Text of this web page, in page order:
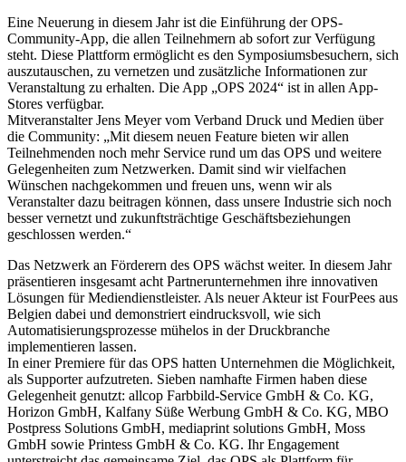
Eine Neuerung in diesem Jahr ist die Einführung der OPS-
Community-App, die allen Teilnehmern ab sofort zur Verfügung
steht. Diese Plattform ermöglicht es den Symposiumsbesuchern, sich
auszutauschen, zu vernetzen und zusätzliche Informationen zur
Veranstaltung zu erhalten. Die App „OPS 2024“ ist in allen App-
Stores verfügbar.
Mitveranstalter Jens Meyer vom Verband Druck und Medien über
die Community: „Mit diesem neuen Feature bieten wir allen
Teilnehmenden noch mehr Service rund um das OPS und weitere
Gelegenheiten zum Netzwerken. Damit sind wir vielfachen
Wünschen nachgekommen und freuen uns, wenn wir als
Veranstalter dazu beitragen können, dass unsere Industrie sich noch
besser vernetzt und zukunftsträchtige Geschäftsbeziehungen
geschlossen werden.“
Das Netzwerk an Förderern des OPS wächst weiter. In diesem Jahr
präsentieren insgesamt acht Partnerunternehmen ihre innovativen
Lösungen für Mediendienstleister. Als neuer Akteur ist FourPees aus
Belgien dabei und demonstriert eindrucksvoll, wie sich
Automatisierungsprozesse mühelos in der Druckbranche
implementieren lassen.
In einer Premiere für das OPS hatten Unternehmen die Möglichkeit,
als Supporter aufzutreten. Sieben namhafte Firmen haben diese
Gelegenheit genutzt: allcop Farbbild-Service GmbH & Co. KG,
Horizon GmbH, Kalfany Süße Werbung GmbH & Co. KG, MBO
Postpress Solutions GmbH, mediaprint solutions GmbH, Moss
GmbH sowie Printess GmbH & Co. KG. Ihr Engagement